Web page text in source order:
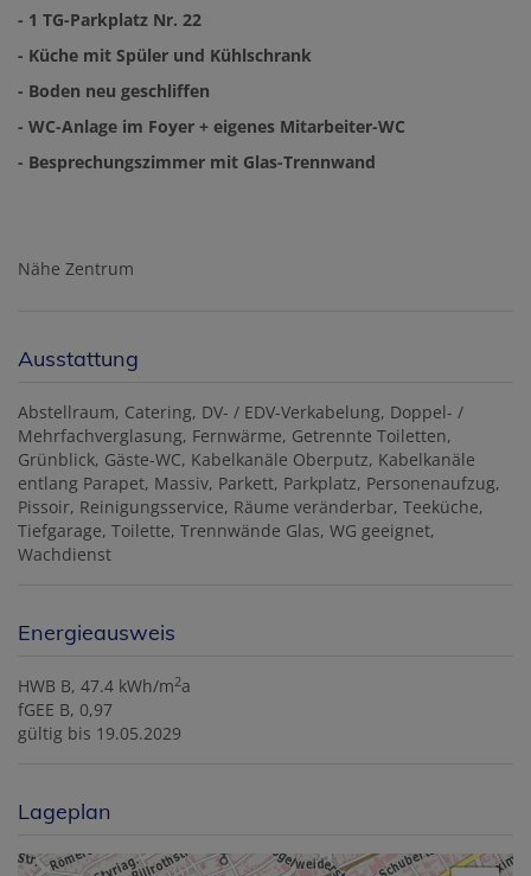
- 1 TG-Parkplatz Nr. 22
- Küche mit Spüler und Kühlschrank
- Boden neu geschliffen
- WC-Anlage im Foyer + eigenes Mitarbeiter-WC
- Besprechungszimmer mit Glas-Trennwand
Nähe Zentrum
Ausstattung
Abstellraum Catering DV- / EDV-Verkabelung Doppel- /
Mehrfachverglasung Fernwärme Getrennte Toiletten
Grünblick Gäste-WC Kabelkanäle Oberputz Kabelkanäle
entlang Parapet Massiv Parkett Parkplatz Personenaufzug
Pissoir Reinigungsservice Räume veränderbar Teeküche
Tiefgarage Toilette Trennwände Glas WG geeignet
Wachdienst
Energieausweis
HWB B, 47.4 kWh/m2a
fGEE B, 0,97
gültig bis 19.05.2029
Lageplan